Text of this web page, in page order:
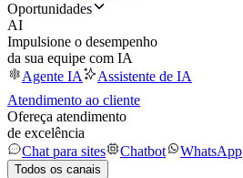
Oportunidades
AI
Impulsione o desempenho
da sua equipe com IA
Agente IA
Assistente de IA
Atendimento ao cliente
Ofereça atendimento
de excelência
Chat para sites
Chatbot WhatsApp
Todos os canais